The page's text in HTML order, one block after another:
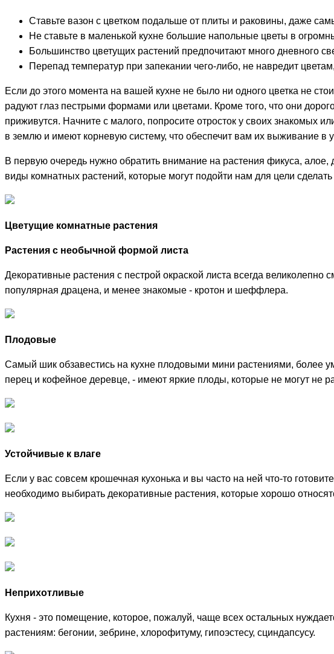
Ставьте вазон с цветком подальше от плиты и раковины, даже
Не ставьте в маленькой кухне большие напольные цветы в
Большинство цветущих растений предпочитают много дневного
Перепад температур при запекании чего-либо, не навредит
Если до этого момента на вашей кухне не было ни одного цветка не
радуют глаз пестрыми формами или цветами. Кроме того, что они
приживутся. Начните с малого, попросите отросток у своих знакомых
в землю и имеют корневую систему, что обеспечит вам их выживание в
В первую очередь нужно обратить внимание на растения фикуса,
виды комнатных растений, которые могут подойти нам для цели
Цветущие комнатные растения
Растения с необычной формой листа
Декоративные растения с пестрой окраской листа всегда
популярная драцена, и менее знакомые - кротон и шеффлера.
Плодовые
Самый шик обзавестись на кухне плодовыми мини растениями, более
перец и кофейное деревце, - имеют яркие плоды, которые не могут не
Устойчивые к влаге
Если у вас совсем крошечная кухонька и вы часто на ней что-то
необходимо выбирать декоративные растения, которые хорошо
Неприхотливые
Кухня - это помещение, которое, пожалуй, чаще всех остальных
растениям: бегонии, зебрине, хлорофитуму, гипоэстесу, сциндапсусу.